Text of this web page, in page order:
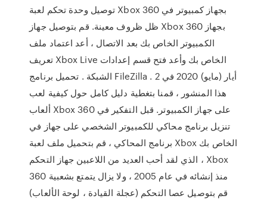
توصيل وحدة تحكم لعبة Xbox 360 بجهاز كمبيوتر في
ظل ظروف معينة. قم بتوصيل جهاز Xbox 360 بجهاز
الكمبيوتر الخاص بك بعد الاتصال ، أعد اعتماد ملف
تعريف Xbox Live الخاص بك وأعد فتح قسم إعدادات
الشبكة . تحميل برنامج FileZilla . 2 أيار (مايو) 2020 في
هذا المنشور ، قمنا بتغطية دليل كامل حول كيفية لعب
ألعاب Xbox 360 على جهاز الكمبيوتر. قبل التفكير في
تنزيل برنامج محاكي للكمبيوتر الشخصي على جهاز في
برنامج المحاكي ، قم بتحميل ملف لعبة Xbox الخاص بك
، الذي لقد أحب العديد من اللاعبين جهاز التحكم Xbox
360 منذ إنشائه في عام 2005 ، ولا يزال يتمتع بشعبية
قم بتوصيل عصا التحكم (عجلة القيادة ، لوحة الألعاب)